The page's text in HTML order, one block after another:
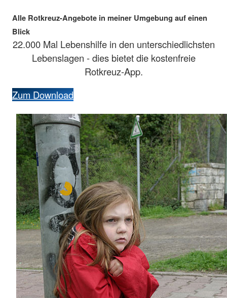
Alle Rotkreuz-Angebote in meiner Umgebung auf einen
Blick
22.000 Mal Lebenshilfe in den unterschiedlichsten
Lebenslagen - dies bietet die kostenfreie
Rotkreuz-App.
Zum Download